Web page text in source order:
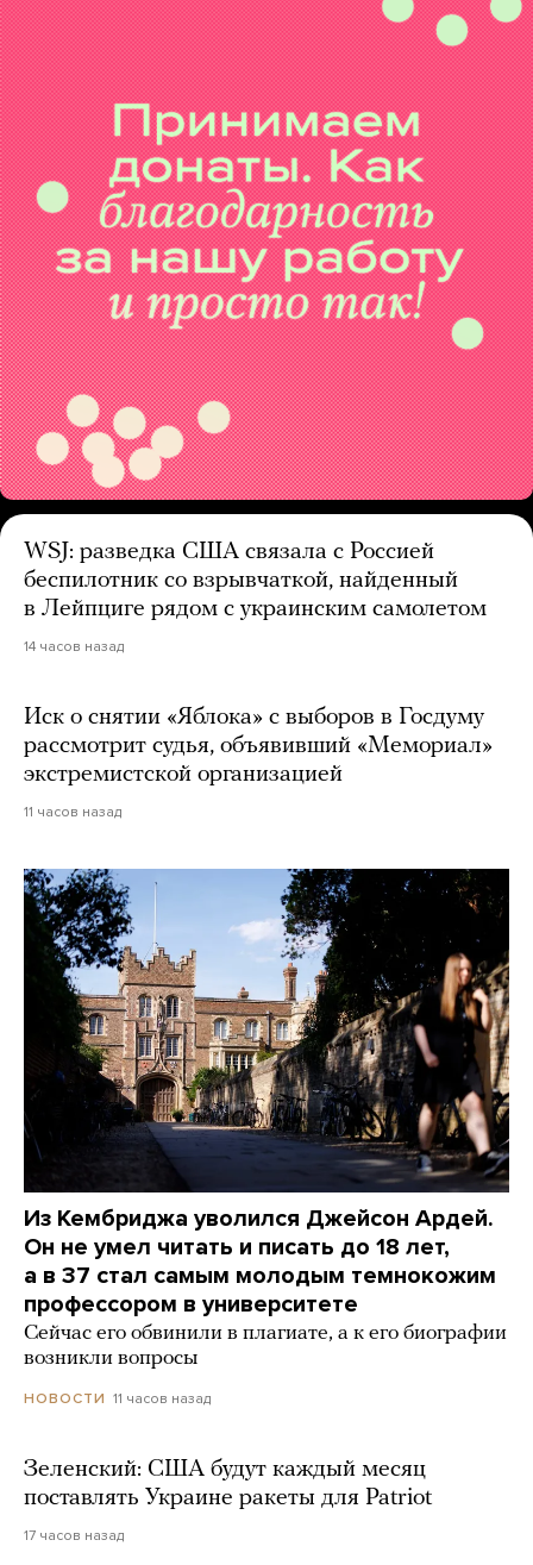
WSJ: разведка США связала с Россией
беспилотник со взрывчаткой, найденный
в Лейпциге рядом с украинским самолетом
14 часов назад
Иск о снятии «Яблока» с выборов в Госдуму
рассмотрит судья, объявивший «Мемориал»
экстремистской организацией
11 часов назад
Из Кембриджа уволился Джейсон Ардей.
Он не умел читать и писать до 18 лет,
а в 37 стал самым молодым темнокожим
профессором в университете
Сейчас его обвинили в плагиате, а к его биографии
возникли вопросы
НОВОСТИ 11 часов назад
Зеленский: США будут каждый месяц
поставлять Украине ракеты для Patriot
17 часов назад